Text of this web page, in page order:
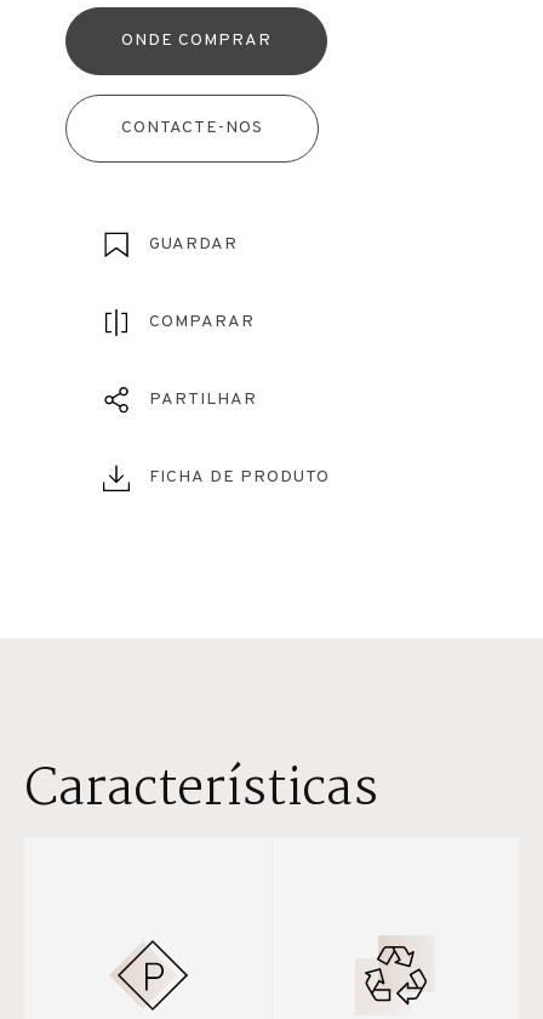
ONDE COMPRAR
CONTACTE-NOS
GUARDAR
COMPARAR
PARTILHAR
FICHA DE PRODUTO
Características